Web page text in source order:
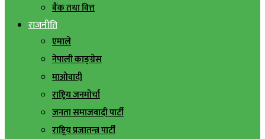
बैंक तथा वित्त
राजनीति
एमाले
नेपाली काङ्ग्रेस
माओवादी
राष्ट्रिय जनमोर्चा
जनता समाजवादी पार्टी
राष्ट्रिय प्रजातन्त्र पार्टी